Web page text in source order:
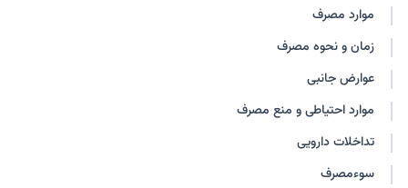
تریامسینولون-اکسیر
آریستوکورت
موارد مصرف
زمان و نحوه مصرف
عوارض جانبی
موارد احتیاطی و منع مصرف
تداخلات دارویی
سوءمصرف